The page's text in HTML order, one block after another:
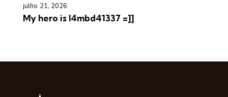
julho 21, 2026
My hero is l4mbd41337 =]]